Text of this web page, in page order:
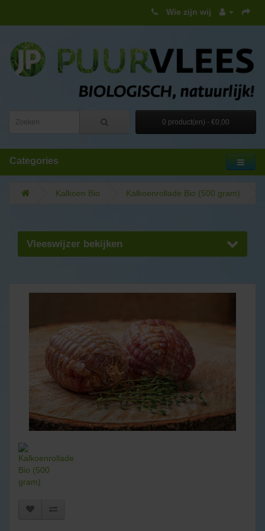
Wie zijn wij
0 product(en) - €0,00
Categories
Kalkoen Bio Kalkoenrollade Bio (500 gram)
Vleeswijzer bekijken